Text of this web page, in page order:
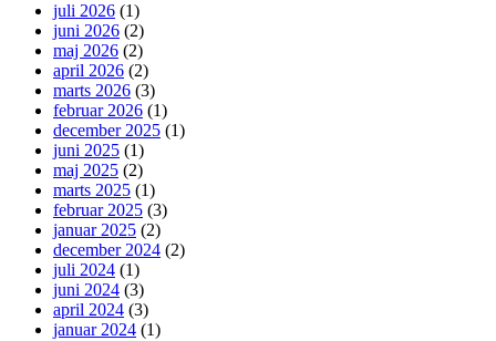
juli 2026 (1)
juni 2026 (2)
maj 2026 (2)
april 2026 (2)
marts 2026 (3)
februar 2026 (1)
december 2025 (1)
juni 2025 (1)
maj 2025 (2)
marts 2025 (1)
februar 2025 (3)
januar 2025 (2)
december 2024 (2)
juli 2024 (1)
juni 2024 (3)
april 2024 (3)
januar 2024 (1)